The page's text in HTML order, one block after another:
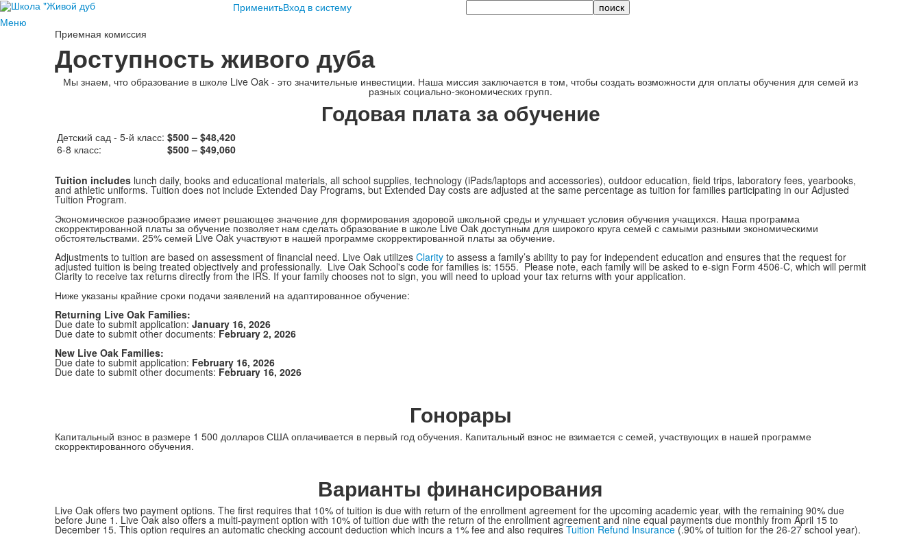
ПрименитьВход в систему
Поиск
Меню
Приемная комиссия
Доступность живого дуба
Мы знаем, что образование в школе Live Oak - это значительные инвестиции. Наша миссия заключается в том, чтобы создать возможности для оплаты обучения для семей из
разных социально-экономических групп.
Годовая плата за обучение
Детский сад - 5-й класс: $500 – $48,420
6-8 класс:
$500 – $49,060
Tuition includeslunch daily, books and educational materials, all school supplies, technology (iPads/laptops and accessories), outdoor education, field trips, laboratory fees, yearbooks,
and athletic uniforms. Tuition does not include Extended Day Programs, but Extended Day costs are adjusted at the same percentage as tuition for families participating in our Adjusted
Tuition Program.
Экономическое разнообразие имеет решающее значение для формирования здоровой школьной среды и улучшает условия обучения учащихся. Наша программа
скорректированной платы за обучение позволяет нам сделать образование в школе Live Oak доступным для широкого круга семей с самыми разными экономическими
обстоятельствами. 25% семей Live Oak участвуют в нашей программе скорректированной платы за обучение.
Adjustments to tuition are based on assessment of financial need. Live Oak utilizes Clarityto assess a family’s ability to pay for independent education and ensures that the request for
adjusted tuition is being treated objectively and professionally. Live Oak School's code for families is: 1555. Please note, each family will be asked to e-sign Form 4506-C, which will permit
Clarity to receive tax returns directly from the IRS. If your family chooses not to sign, you will need to upload your tax returns with your application.
Ниже указаны крайние сроки подачи заявлений на адаптированное обучение:
Returning Live Oak Families:
Due date to submit application: January 16, 2026
Due date to submit other documents: February 2, 2026
New Live Oak Families:
Due date to submit application: February 16, 2026
Due date to submit other documents: February 16, 2026
Гонорары
Капитальный взнос в размере 1 500 долларов США оплачивается в первый год обучения. Капитальный взнос не взимается с семей, участвующих в нашей программе
скорректированного обучения.
Варианты финансирования
Live Oak offers two payment options. The first requires that 10% of tuition is due with return of the enrollment agreement for the upcoming academic year, with the remaining 90% due
before June 1. Live Oak also offers a multi-payment option with 10% of tuition due with the return of the enrollment agreement and nine equal payments due monthly from April 15 to
December 15. This option requires an automatic checking account deduction which incurs a 1% fee and also requires Tuition Refund Insurance(.90% of tuition for the 26-27 school year).